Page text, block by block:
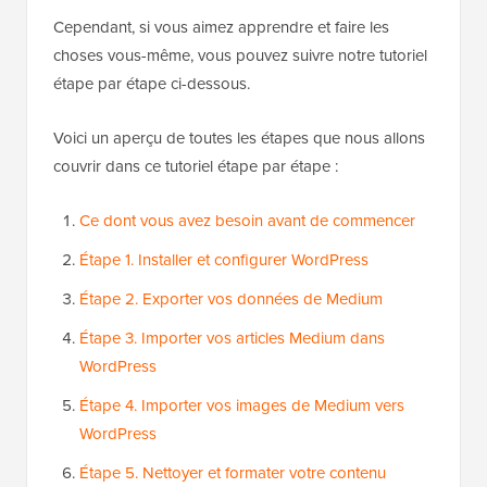
Cependant, si vous aimez apprendre et faire les
choses vous-même, vous pouvez suivre notre tutoriel
étape par étape ci-dessous.
Voici un aperçu de toutes les étapes que nous allons
couvrir dans ce tutoriel étape par étape :
Ce dont vous avez besoin avant de commencer
Étape 1. Installer et configurer WordPress
Étape 2. Exporter vos données de Medium
Étape 3. Importer vos articles Medium dans
WordPress
Étape 4. Importer vos images de Medium vers
WordPress
Étape 5. Nettoyer et formater votre contenu